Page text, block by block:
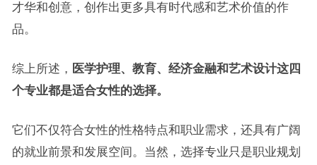
才华和创意，创作出更多具有时代感和艺术价值的作
品。
综上所述， 医学护理、教育、经济金融和艺术设计这四
个专业都是适合女性的选择。
它们不仅符合女性的性格特点和职业需求，还具有广阔
的就业前景和发展空间。当然，选择专业只是职业规划